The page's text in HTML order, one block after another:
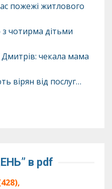
пожежі житлового
чотирма дітьми
Дмитрів: чекала мама
вірян від послуг…
в pdf